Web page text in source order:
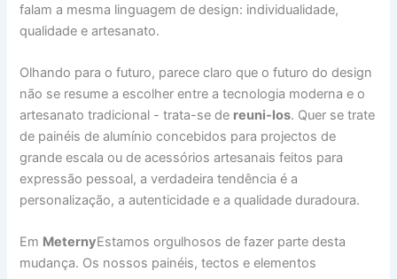
falam a mesma linguagem de design: individualidade,
qualidade e artesanato.
Olhando para o futuro, parece claro que o futuro do design
não se resume a escolher entre a tecnologia moderna e o
artesanato tradicional - trata-se de reuni-los. Quer se trate
de painéis de alumínio concebidos para projectos de
grande escala ou de acessórios artesanais feitos para
expressão pessoal, a verdadeira tendência é a
personalização, a autenticidade e a qualidade duradoura.
Em MeternyEstamos orgulhosos de fazer parte desta
mudança. Os nossos painéis, tectos e elementos